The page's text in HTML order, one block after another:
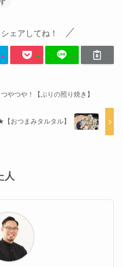
ェアしてね！
やつや！【ぶりの照り焼き】
おつまみタルタル】
人